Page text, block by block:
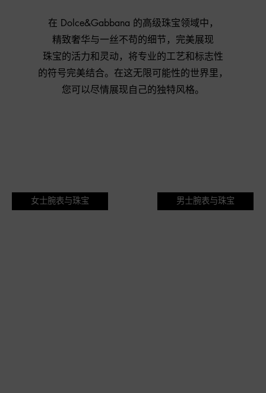
在 Dolce&Gabbana 的高级珠宝领域中，
精致奢华与一丝不苟的细节，完美展现
珠宝的活力和灵动，将专业的工艺和标志性
的符号完美结合。在这无限可能性的世界里，
您可以尽情展现自己的独特风格。
女士腕表与珠宝 男士腕表与珠宝